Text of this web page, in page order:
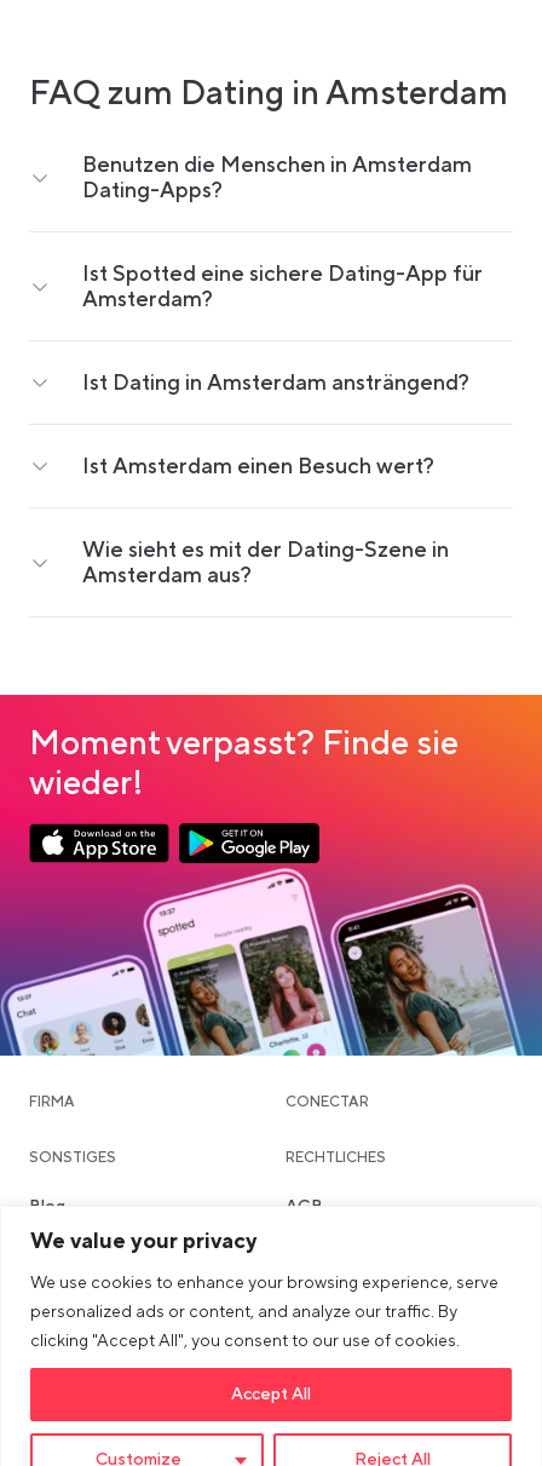
We value your privacy
We use cookies to enhance your browsing experience, serve
personalized ads or content, and analyze our traffic. By
clicking "Accept All", you consent to our use of cookies.
Customize Reject All
Accept All
FAQ zum Dating in Amsterdam
Benutzen die Menschen in Amsterdam
Dating-Apps?
Ist Spotted eine sichere Dating-App für
Amsterdam?
Ist Dating in Amsterdam ansträngend?
Ist Amsterdam einen Besuch wert?
Wie sieht es mit der Dating-Szene in
Amsterdam aus?
Moment verpasst? Finde sie
wieder!
Link opens in a new tabLink opens in a new tab
Google Play Download
FIRMA CONECTAR
SONSTIGES
Blog
Community & Dating
Chatte
Städte
RECHTLICHES
AGB
Imprint
Sicherheits- & Community-
Richtlinien
Link opens in a new tab
>Link to tiktok profile
Link opens in a new tab
>Link to Instagram profile
Link opens in a new tab
>Link to Youtube profile
© 2026 dua AG. All right reserved.